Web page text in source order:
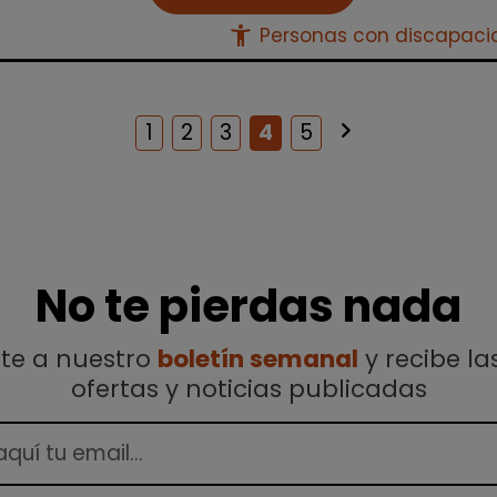
accessibility_new Personas con
1 2 3 4 5 keyboard_arrow_right
No te pierdas nada
a nuestro boletín semanal y recibe
ofertas y noticias publicadas